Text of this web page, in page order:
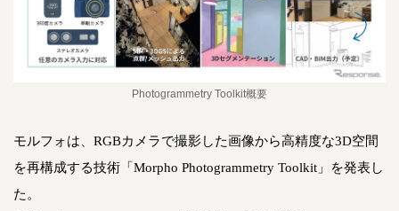
Photogrammetry Toolkit概要
モルフォは、RGBカメラで撮影した画像から高精度な3D空間
を再構成する技術「Morpho Photogrammetry Toolkit」を発表し
た。